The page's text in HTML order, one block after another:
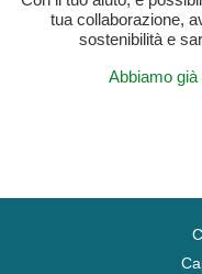
tua collaborazione,
sostenibilità e
Abbiamo già